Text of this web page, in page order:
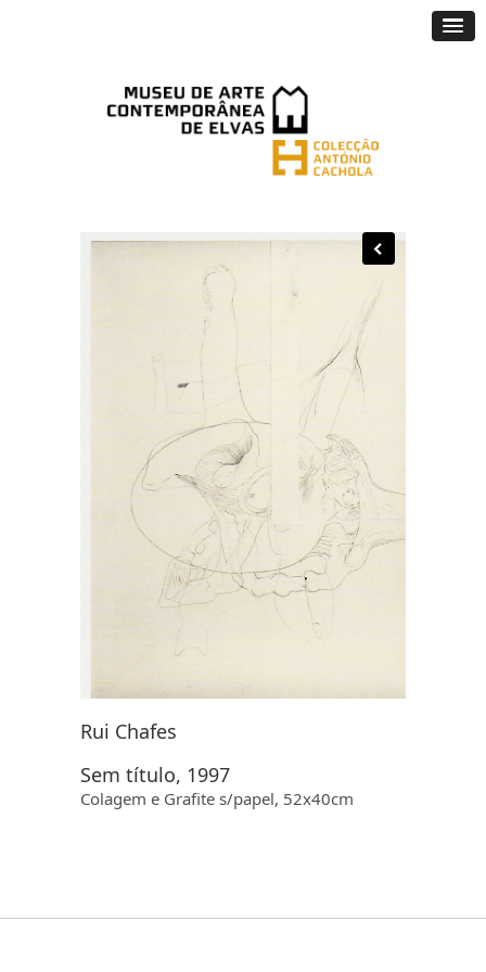
Rui Chafes
Sem título, 1997
Colagem e Grafite s/papel, 52x40cm